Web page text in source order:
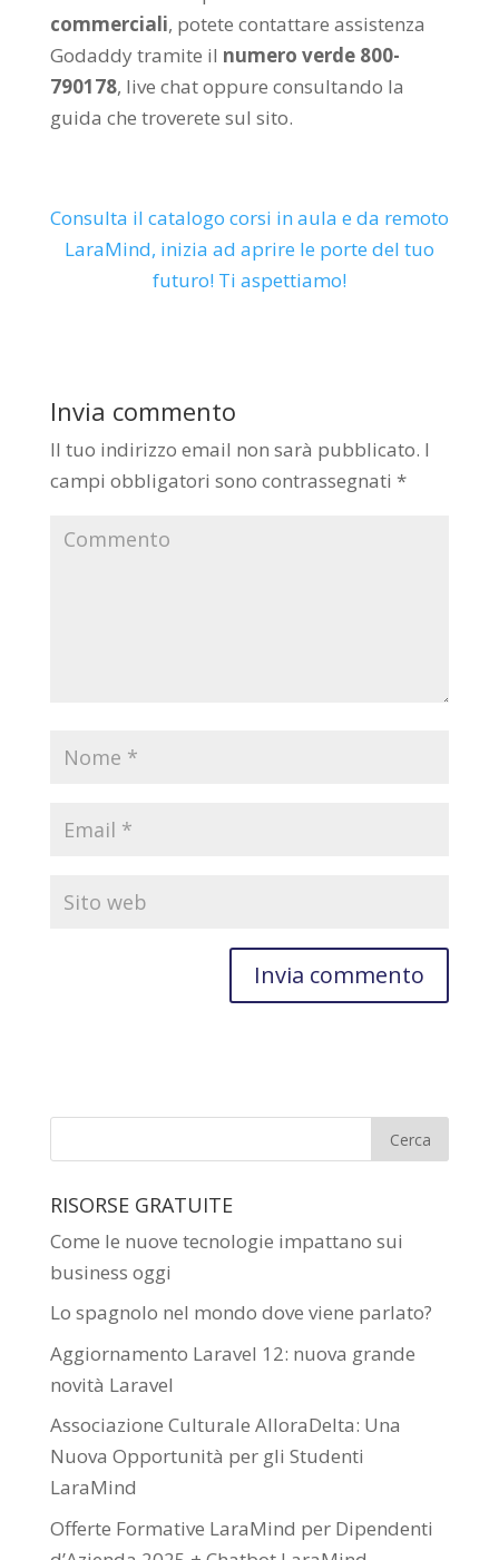
commerciali, potete contattare assistenza
Godaddy tramite il numero verde 800-
790178, live chat oppure consultando la
guida che troverete sul sito.
Consulta il catalogo corsi in aula e da remoto
LaraMind, inizia ad aprire le porte del tuo
futuro! Ti aspettiamo!
Invia commento
Il tuo indirizzo email non sarà pubblicato. I
campi obbligatori sono contrassegnati *
RISORSE GRATUITE
Come le nuove tecnologie impattano sui
business oggi
Lo spagnolo nel mondo dove viene parlato?
Aggiornamento Laravel 12: nuova grande
novità Laravel
Associazione Culturale AlloraDelta: Una
Nuova Opportunità per gli Studenti
LaraMind
Offerte Formative LaraMind per Dipendenti